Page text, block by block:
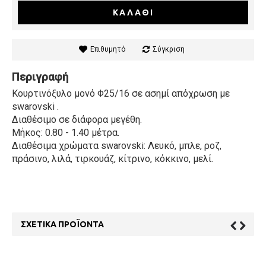
ΚΑΛΆΘΙ
Επιθυμητό Σύγκριση
Περιγραφή
Κουρτινόξυλο μονό Φ25/16 σε ασημί απόχρωση με
swarovski .
Διαθέσιμο σε διάφορα μεγέθη.
Μήκος: 0.80 - 1.40 μέτρα.
Διαθέσιμα χρώματα swarovski: Λευκό, μπλε, ροζ,
πράσινο, λιλά, τιρκουάζ, κίτρινο, κόκκινο, μελί.
ΣΧΕΤΙΚΆ ΠΡΟΪΌΝΤΑ